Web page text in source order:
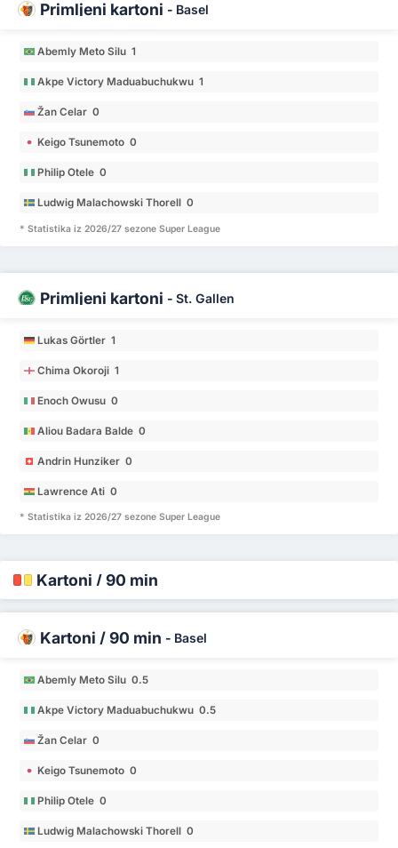
Primljeni kartoni - Basel
Abemly Meto Silu 1
Akpe Victory Maduabuchukwu 1
Žan Celar 0
Keigo Tsunemoto 0
Philip Otele 0
Ludwig Malachowski Thorell 0
* Statistika iz 2026/27 sezone Super League
Primljeni kartoni - St. Gallen
Lukas Görtler 1
Chima Okoroji 1
Enoch Owusu 0
Aliou Badara Balde 0
Andrin Hunziker 0
Lawrence Ati 0
* Statistika iz 2026/27 sezone Super League
Kartoni / 90 min
Kartoni / 90 min - Basel
Abemly Meto Silu 0.5
Akpe Victory Maduabuchukwu 0.5
Žan Celar 0
Keigo Tsunemoto 0
Philip Otele 0
Ludwig Malachowski Thorell 0